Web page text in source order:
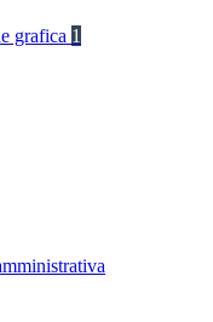
grafica 1